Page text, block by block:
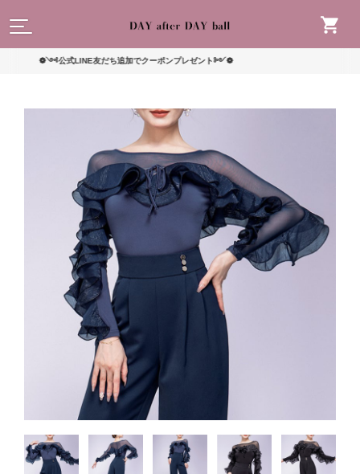
❁༺公式LINE友だち追加でクーポンプレゼント༻❁